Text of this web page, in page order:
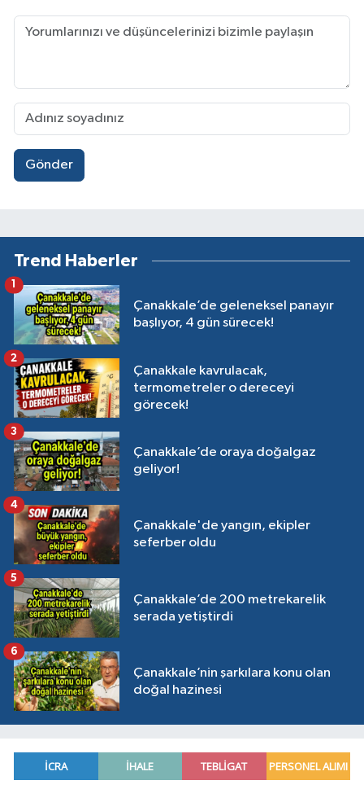
Gönder
Trend Haberler
Çanakkale’de geleneksel panayır
başlıyor, 4 gün sürecek!
1
Çanakkale kavrulacak,
termometreler o dereceyi
görecek!
2
Çanakkale’de oraya doğalgaz
geliyor!
3
Çanakkale'de yangın, ekipler
seferber oldu
4
Çanakkale’de 200 metrekarelik
serada yetiştirdi
5
Çanakkale’nin şarkılara konu olan
doğal hazinesi
6